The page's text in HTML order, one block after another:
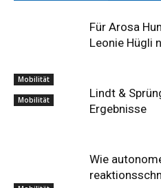
Mobilität
Für Arosa
Leonie Hügli
Mobilität
Lindt &
Ergebnisse
Wie